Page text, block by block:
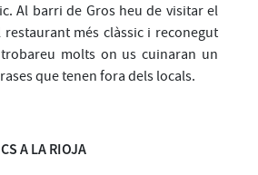
Al barri de Gros heu de visitar el
restaurant més clàssic i reconegut
molts on us cuinaran un
que tenen fora dels locals.
A LA RIOJA